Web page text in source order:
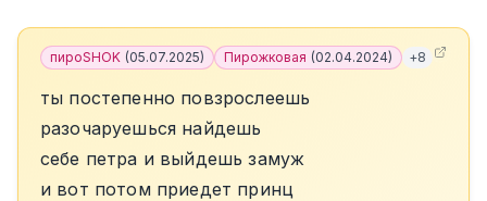
пироSHOK (05.07.2025) Пирожковая (02.04.2024) +8
ты постепенно повзрослеешь
разочаруешься найдешь
себе петра и выйдешь замуж
и вот потом приедет принц